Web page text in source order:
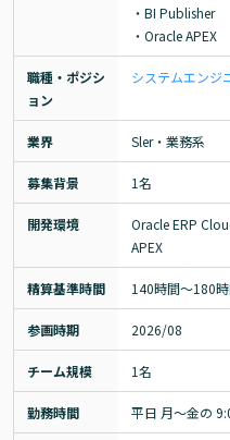
・BI Publisher
・Oracle APEX
職種・ポジシ
ョン
システムエンジ
業界 Sler・業務系
募集背景 1名
開発環境
Oracle ERP
APEX
精算基準時間 140時間〜180
参画時期 2026/08
チーム規模 1名
勤務時間 平日 月〜金の